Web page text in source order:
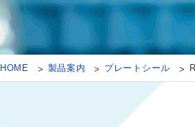
HOME 製品案内 プレートシール